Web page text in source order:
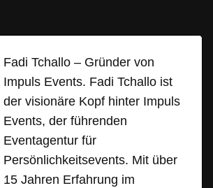
Fadi Tchallo – Gründer von
Impuls Events. Fadi Tchallo ist
der visionäre Kopf hinter Impuls
Events, der führenden
Eventagentur für
Persönlichkeitsevents. Mit über
15 Jahren Erfahrung im